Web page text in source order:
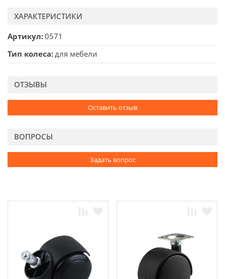
ХАРАКТЕРИСТИКИ
Артикул 0571
Тип колеса для мебели
ОТЗЫВЫ
Оставить отзыв
ВОПРОСЫ
Задать вопрос